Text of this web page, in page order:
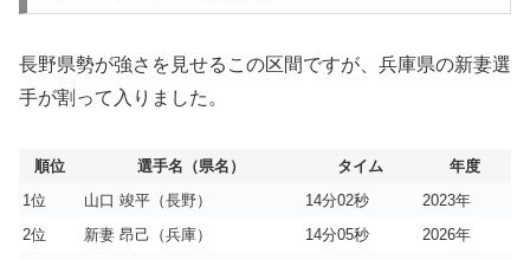
長野県勢が強さを見せるこの区間ですが、兵庫県の新妻選
手が割って入りました。
順位 選手名（県名） タイム
年度
1位
山口 竣平（長野） 14分02秒
2023年
2位
新妻 昂己（兵庫） 14分05秒
2026年